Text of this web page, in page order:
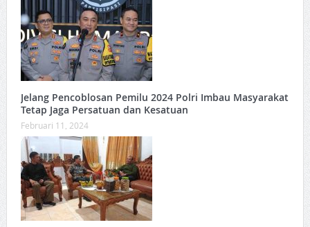
Jelang Pencoblosan Pemilu 2024 Polri Imbau Masyarakat
Tetap Jaga Persatuan dan Kesatuan
Februari 11, 2024